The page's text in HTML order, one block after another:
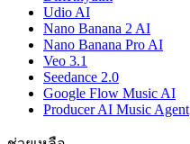
Udio AI
Nano Banana 2 AI
Nano Banana Pro AI
Veo 3.1
Seedance 2.0
Google Flow Music AI
Producer AI Music Agent